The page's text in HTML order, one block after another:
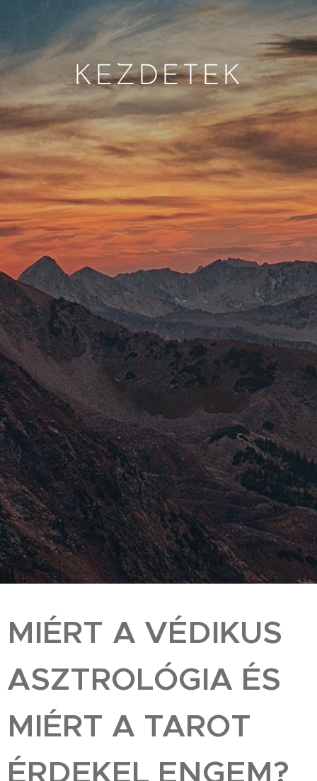
KEZDETEK
MIÉRT A VÉDIKUS
ASZTROLÓGIA ÉS
MIÉRT A TAROT
ÉRDEKEL ENGEM?